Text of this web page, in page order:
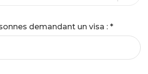
demandant un visa : *